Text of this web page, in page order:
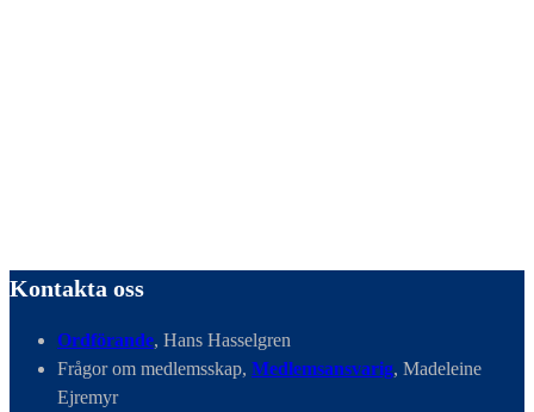
Kontakta oss
Ordförande, Hans Hasselgren
Frågor om medlemsskap, Medlemsansvarig, Madeleine
Ejremyr